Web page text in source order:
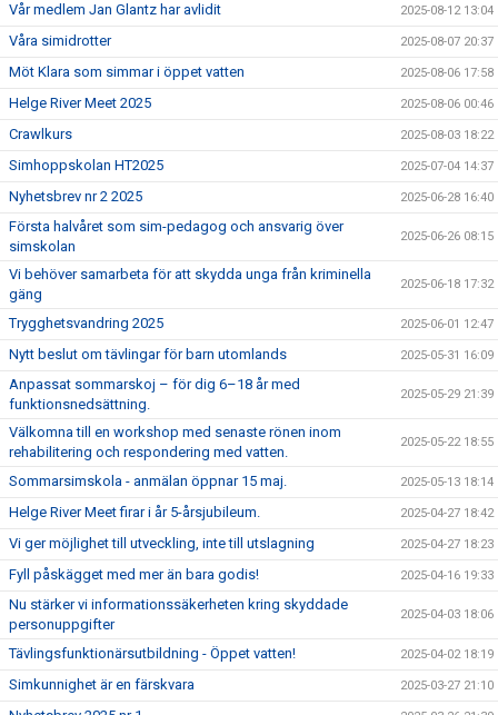
Vår medlem Jan Glantz har avlidit 2025-08-12 13:04
Våra simidrotter 2025-08-07 20:37
Möt Klara som simmar i öppet vatten 2025-08-06 17:58
Helge River Meet 2025 2025-08-06 00:46
Crawlkurs 2025-08-03 18:22
Simhoppskolan HT2025 2025-07-04 14:37
Nyhetsbrev nr 2 2025 2025-06-28 16:40
Första halvåret som sim-pedagog och ansvarig över
simskolan
2025-06-26 08:15
Vi behöver samarbeta för att skydda unga från kriminella
gäng
2025-06-18 17:32
Trygghetsvandring 2025 2025-06-01 12:47
Nytt beslut om tävlingar för barn utomlands 2025-05-31 16:09
Anpassat sommarskoj – för dig 6–18 år med
funktionsnedsättning.
2025-05-29 21:39
Välkomna till en workshop med senaste rönen inom
rehabilitering och respondering med vatten.
2025-05-22 18:55
Sommarsimskola - anmälan öppnar 15 maj. 2025-05-13 18:14
Helge River Meet firar i år 5-årsjubileum. 2025-04-27 18:42
Vi ger möjlighet till utveckling, inte till utslagning 2025-04-27 18:23
Fyll påskägget med mer än bara godis! 2025-04-16 19:33
Nu stärker vi informationssäkerheten kring skyddade
personuppgifter
2025-04-03 18:06
Tävlingsfunktionärsutbildning - Öppet vatten! 2025-04-02 18:19
Simkunnighet är en färskvara 2025-03-27 21:10